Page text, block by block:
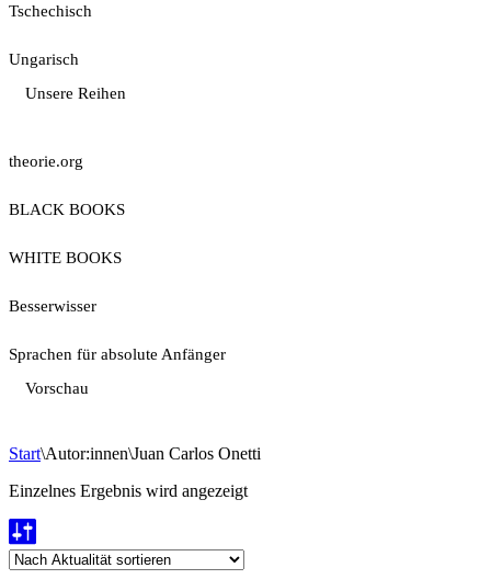
Tschechisch
Ungarisch
Unsere Reihen
theorie.org
BLACK BOOKS
WHITE BOOKS
Besserwisser
Sprachen für absolute Anfänger
Vorschau
Start\Autor:innen\Juan Carlos Onetti
Einzelnes Ergebnis wird angezeigt